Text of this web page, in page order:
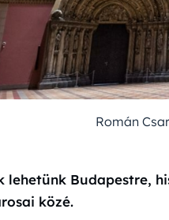
Román
lehetünk Budapestre,
közé.